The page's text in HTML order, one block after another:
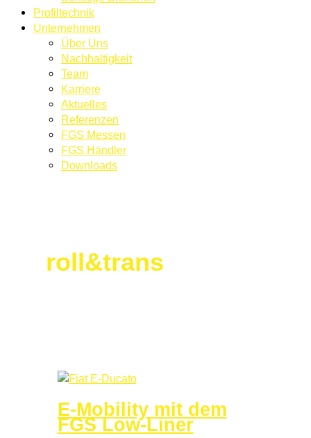
Profiltechnik
Unternehmen
Über Uns
Nachhaltigkeit
Team
Karriere
Aktuelles
Referenzen
FGS Messen
FGS Händler
Downloads
roll&trans
E-Mobility mit dem
FGS Low-Liner